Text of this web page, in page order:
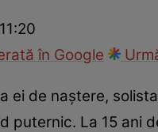
în Google
ei de naștere,
puternic. La 15 ani